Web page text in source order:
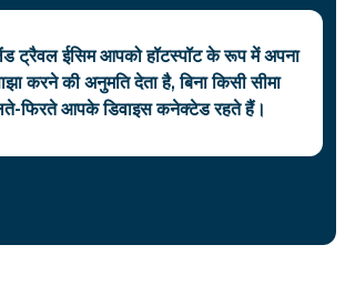
ट्रैवल ईसिम आपको हॉटस्पॉट के रूप में अपना
करने की अनुमति देता है, बिना किसी सीमा
फिरते आपके डिवाइस कनेक्टेड रहते हैं।